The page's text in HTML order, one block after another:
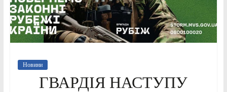
Новини
ГВАРДІЯ НАСТУПУ